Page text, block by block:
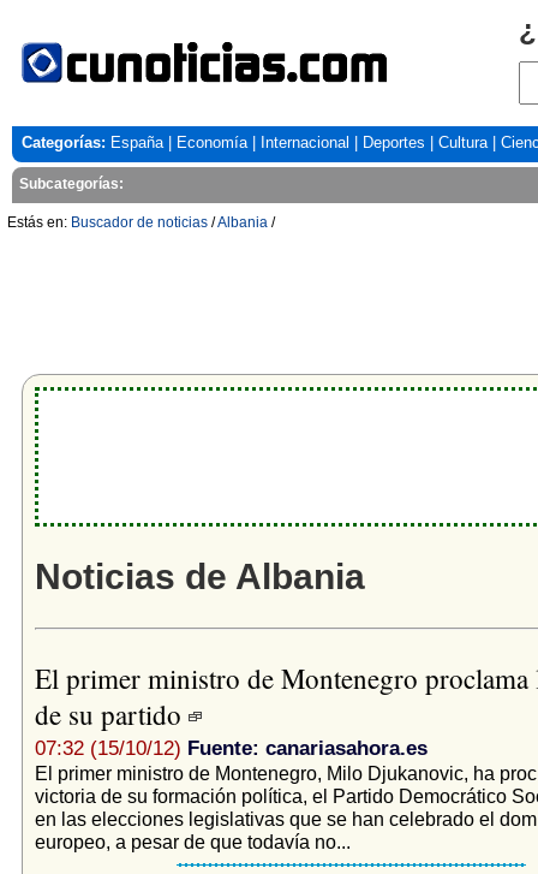
Categorías: España| Economía| Internacional Deportes Cultura|
Subcategorías:
Estás en: Buscador de noticias /Albania /
Noticias de Albania
El primer ministro de Montenegro
de su partido
07:32 (15/10/12) Fuente: canariasahora.es
El primer ministro de Montenegro, Milo Djukanovic, ha
victoria de su formación política, el Partido Democrático
en las elecciones legislativas que se han celebrado el
europeo, a pesar de que todavía no...